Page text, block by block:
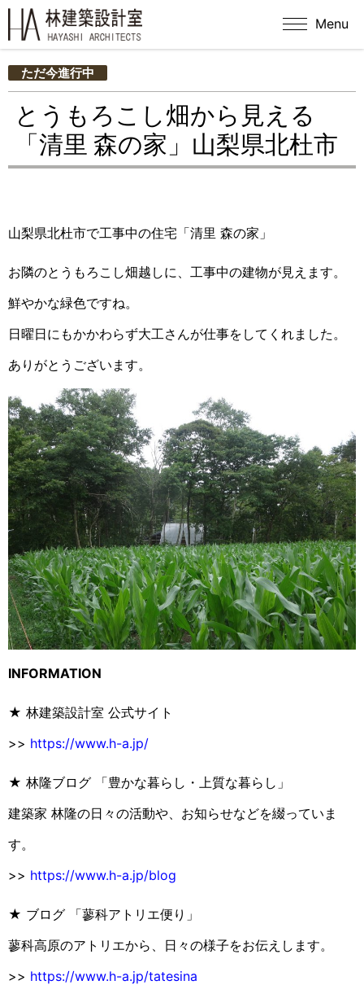
Menu
ただ今進行中
とうもろこし畑から見える
「清里 森の家」山梨県北杜市
山梨県北杜市で工事中の住宅「清里 森の家」
お隣のとうもろこし畑越しに、工事中の建物が見えます。
鮮やかな緑色ですね。
日曜日にもかかわらず大工さんが仕事をしてくれました。
ありがとうございます。
INFORMATION
★ 林建築設計室 公式サイト
>> https://www.h-a.jp/
★ 林隆ブログ 「豊かな暮らし・上質な暮らし」
建築家 林隆の日々の活動や、お知らせなどを綴っていま
す。
>> https://www.h-a.jp/blog
★ ブログ 「蓼科アトリエ便り」
蓼科高原のアトリエから、日々の様子をお伝えします。
>> https://www.h-a.jp/tatesina